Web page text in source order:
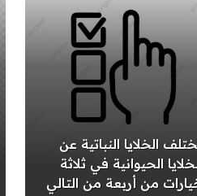
الخلايا النباتية عن
الحيوانية في ثلاثة
من أربعة من التالي